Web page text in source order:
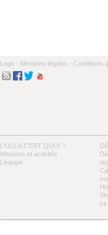
Logo - Mentions légales - Conditions
L'OLCA C'EST QUOI ?
Missions et activités
L’équipe